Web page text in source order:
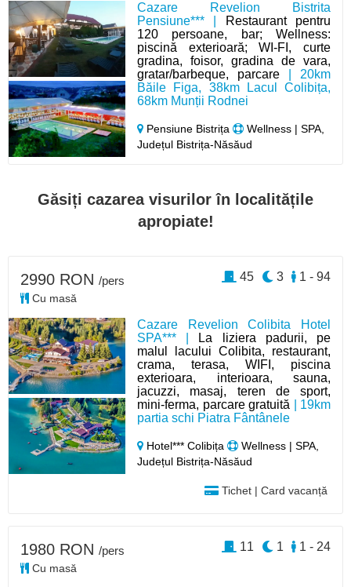
Cazare Revelion Bistrita
Pensiune*** |
Restaurant pentru
120 persoane, bar; Wellness:
piscină exterioară; WI-FI, curte
gradina, foisor, gradina de vara,
gratar/barbeque, parcare | 20km
Băile Figa, 38km Lacul Colibița,
68km Munții Rodnei
Pensiune Bistrița
Wellness | SPA,
Județul Bistrița-Năsăud
Găsiți cazarea visurilor în localitățile
apropiate!
Cazare Revelion Colibita Hotel
SPA*** |
La liziera padurii, pe
malul lacului Colibita, restaurant,
crama, terasa, WIFI, piscina
exterioara, interioara, sauna,
jacuzzi, masaj, teren de sport,
mini-ferma, parcare gratuită | 19km
partia schi Piatra Fântânele
Hotel*** Colibița
Wellness | SPA,
Județul Bistrița-Năsăud
Tichet | Card vacanță
2990 RON /pers
Cu masă
1 - 94
3
45
1980 RON /pers
Cu masă
1 - 24
1
11